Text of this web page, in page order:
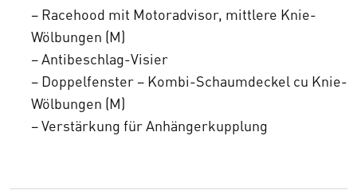
– Racehood mit Motoradvisor, mittlere Knie-
Wölbungen (M)
– Antibeschlag-Visier
– Doppelfenster – Kombi-Schaumdeckel cu Knie-
Wölbungen (M)
– Verstärkung für Anhängerkupplung